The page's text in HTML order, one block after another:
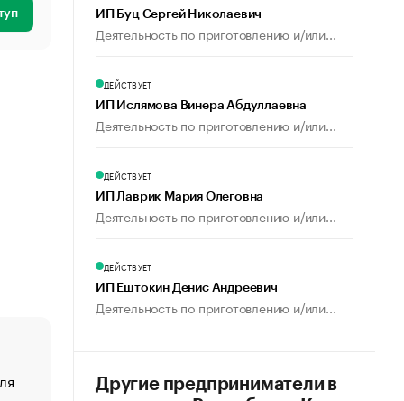
«От спорта тело стареет иначе». Как живет глава
ИП Буц Сергей Николаевич
Деятельность по приготовлению и/или...
ДЕЙСТВУЕТ
ИП Ислямова Винера Абдуллаевна
Деятельность по приготовлению и/или...
ДЕЙСТВУЕТ
ИП Лаврик Мария Олеговна
Деятельность по приготовлению и/или...
ДЕЙСТВУЕТ
ИП Ештокин Денис Андреевич
Деятельность по приготовлению и/или...
Другие предприниматели в